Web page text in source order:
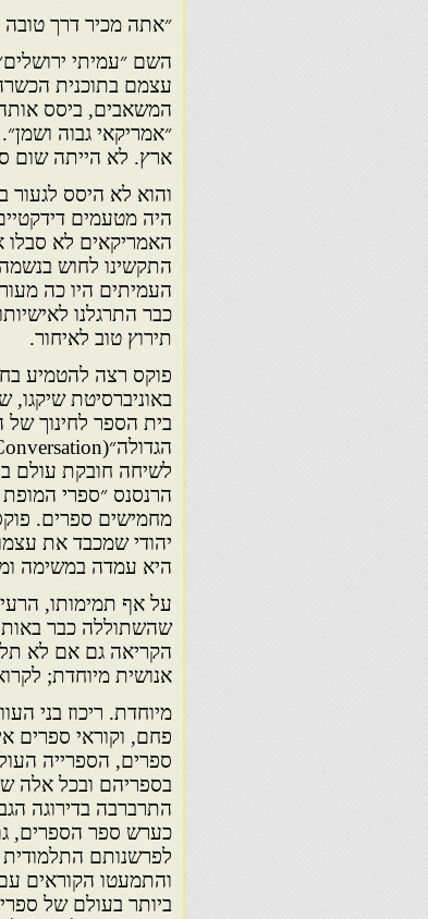
״אתה מכיר דרך
השם ״עמיתי
עצמם בתוכנית
המשאבים, ביסס
״אמריקאי גבוה
ארץ. לא הייתה שום
והוא לא היסס לגעור
היה מטעמים
האמריקאים לא סבלו
התקשינו לחוש
העמיתים היו כה
כבר התרגלנו
תירוץ טוב לאיחור.
פוקס רצה להטמיע
באוניברסיטת
בית הספר לחינוך של
לשיחה חובקת עולם
הרנסנס ״ספרי
מחמישים ספרים.
יהודי שמכבד את
היא עמדה במשימה
על אף תמימותו,
שהשתוללה כבר
הקריאה גם אם לא
אנושית מיוחדת;
מיוחדת. ריכוז בני
פחם, וקוראי ספרים
ספרים, הספרייה
בספריהם ובכל אלה
התרברבה בדירוגה
כערש ספר הספרים,
לפרשנותם
והתמעטו הקוראים
ביותר בעולם של